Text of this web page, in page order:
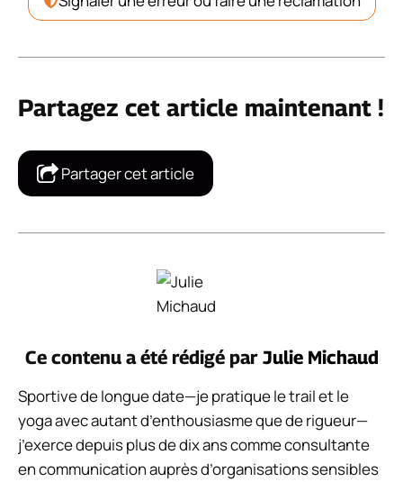
Partagez cet article maintenant !
Partager cet article
Ce contenu a été rédigé par Julie Michaud
Sportive de longue date—je pratique le trail et le
yoga avec autant d’enthousiasme que de rigueur—
j’exerce depuis plus de dix ans comme consultante
en communication auprès d’organisations sensibles